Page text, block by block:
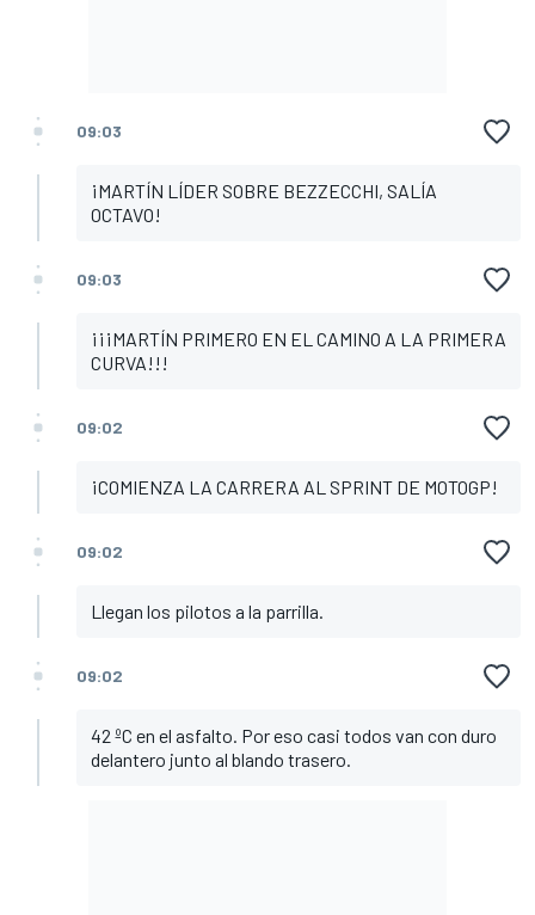
09:03
¡MARTÍN LÍDER SOBRE BEZZECCHI, SALÍA
OCTAVO!
09:03
¡¡¡MARTÍN PRIMERO EN EL CAMINO A LA PRIMERA
CURVA!!!
09:02
¡COMIENZA LA CARRERA AL SPRINT DE MOTOGP!
09:02
Llegan los pilotos a la parrilla.
09:02
42 ºC en el asfalto. Por eso casi todos van con duro
delantero junto al blando trasero.